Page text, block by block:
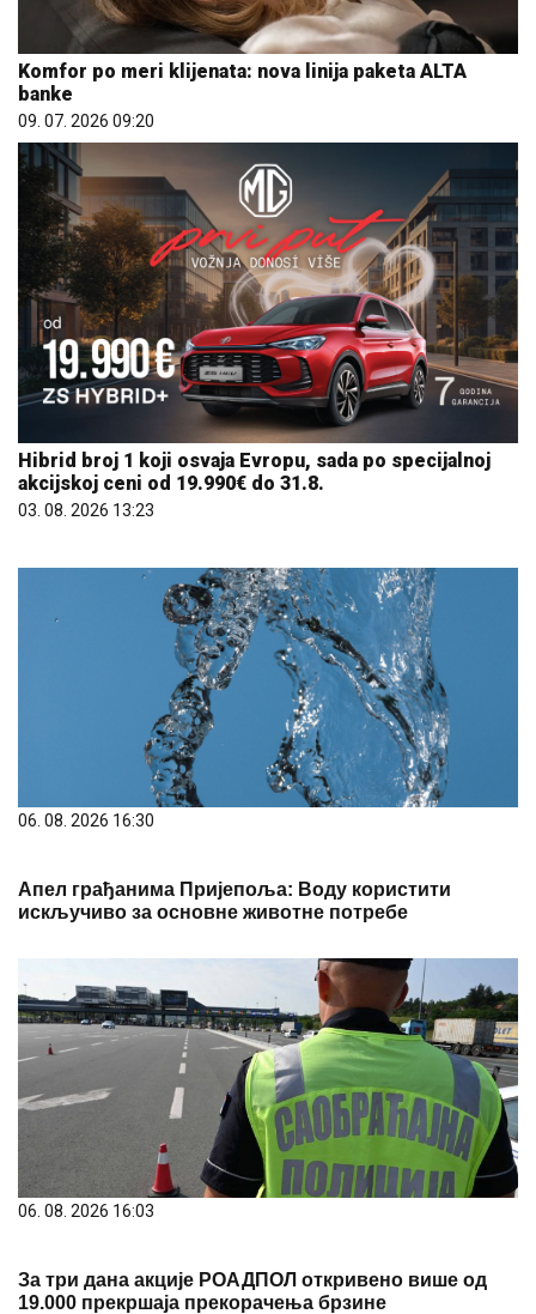
Komfor po meri klijenata: nova linija paketa ALTA
banke
09. 07. 2026 09:20
Hibrid broj 1 koji osvaja Evropu, sada po specijalnoj
akcijskoj ceni od 19.990€ do 31.8.
03. 08. 2026 13:23
06. 08. 2026 16:30
Апел грађанима Пријепоља: Воду користити
искључиво за основне животне потребе
06. 08. 2026 16:03
За три дана акције РОАДПОЛ откривено више од
19.000 прекршаја прекорачења брзине